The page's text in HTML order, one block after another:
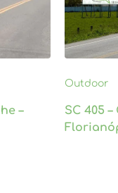
–
Outdoor
SC 405